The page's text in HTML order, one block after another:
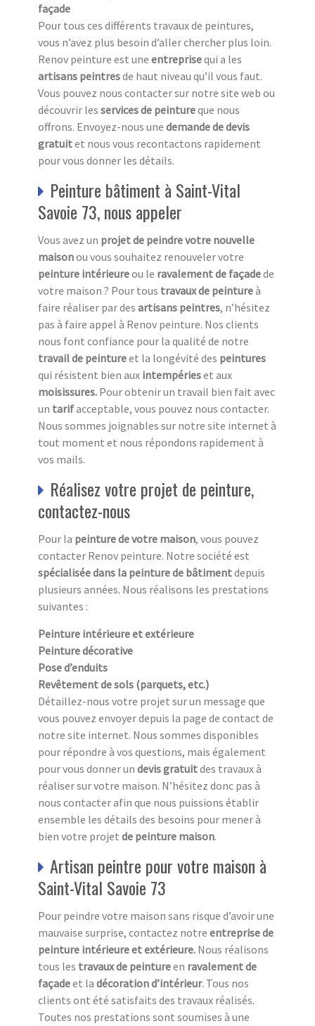
façade
Pour tous ces différents travaux de peintures,
vous n’avez plus besoin d’aller chercher plus loin.
Renov peinture est une entreprisequi a les
artisans peintresde haut niveau qu’il vous faut.
Vous pouvez nous contacter sur notre site web ou
découvrir les services de peintureque nous
offrons. Envoyez-nous une demande de devis
gratuitet nous vous recontactons rapidement
pour vous donner les détails.
Peinture bâtiment à Saint-Vital
Savoie 73, nous appeler
Vous avez un projet de peindre votre nouvelle
maisonou vous souhaitez renouveler votre
peinture intérieureou le ravalement de façadede
votre maison ? Pour tous travaux de peintureà
faire réaliser par des artisans peintres, n’hésitez
pas à faire appel à Renov peinture. Nos clients
nous font confiance pour la qualité de notre
travail de peintureet la longévité des peintures
qui résistent bien aux intempérieset aux
moisissures. Pour obtenir un travail bien fait avec
un tarifacceptable, vous pouvez nous contacter.
Nous sommes joignables sur notre site internet à
tout moment et nous répondons rapidement à
vos mails.
Réalisez votre projet de peinture,
contactez-nous
Pour la peinture de votre maison, vous pouvez
contacter Renov peinture. Notre société est
spécialisée dans la peinture de bâtimentdepuis
plusieurs années. Nous réalisons les prestations
suivantes :
Peinture intérieure et extérieure
Peinture décorative
Pose d’enduits
Revêtement de sols (parquets, etc.)
Détaillez-nous votre projet sur un message que
vous pouvez envoyer depuis la page de contact de
notre site internet. Nous sommes disponibles
pour répondre à vos questions, mais également
pour vous donner un devis gratuitdes travaux à
réaliser sur votre maison. N’hésitez donc pas à
nous contacter afin que nous puissions établir
ensemble les détails des besoins pour mener à
bien votre projet de peinture maison.
Artisan peintre pour votre maison à
Saint-Vital Savoie 73
Pour peindre votre maison sans risque d’avoir une
mauvaise surprise, contactez notre entreprise de
peinture intérieure et extérieure. Nous réalisons
tous les travaux de peintureen ravalement de
façadeet la décoration d’intérieur. Tous nos
clients ont été satisfaits des travaux réalisés.
Toutes nos prestations sont soumises à une